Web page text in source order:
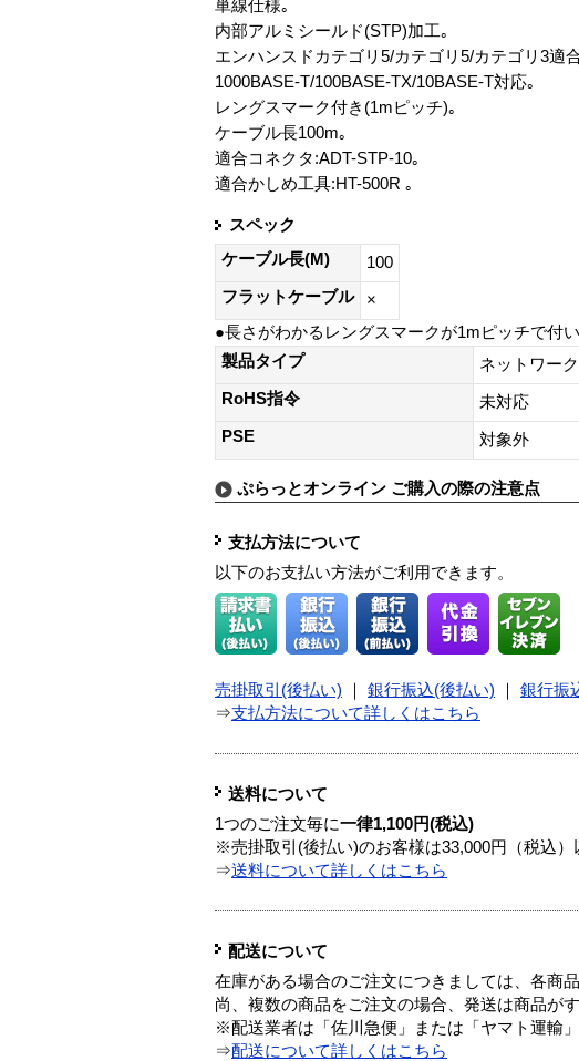
単線仕様｡
内部アルミシールド(STP)加工｡
エンハンスドカテゴリ5/カテゴリ5/カテゴリ3適
1000BASE-T/100BASE-TX/10BASE-T対応｡
レングスマーク付き(1mピッチ)｡
ケーブル長100m｡
適合コネクタ:ADT-STP-10｡
適合かしめ工具:HT-500R ｡
スペック
ケーブル長(M)
100
フラットケーブル
×
●長さがわかるレングスマークが1mピッチで付い
製品タイプ
ネットワー
RoHS指令
未対応
PSE
対象外
ぷらっとオンライン ご購入の際の注意点
支払方法について
以下のお支払い方法がご利用できます。
売掛取引(後払い) 銀行振込(後払い) 銀行振
⇒支払方法について詳しくはこちら
送料について
1つのご注文毎に一律1,100円(税込)
※売掛取引(後払い)のお客様は33,000円（税込）
⇒送料について詳しくはこちら
配送について
在庫がある場合のご注文につきましては、各商
尚、複数の商品をご注文の場合、発送は商品が
※配送業者は「佐川急便」または「ヤマト運輸
⇒配送について詳しくはこちら